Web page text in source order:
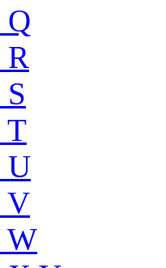
R
T
U
V
W